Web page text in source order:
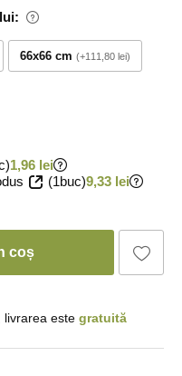
66x66 cm +111,80 lei
1,96 lei
(1buc)9,33 lei
coș
livrarea este gratuită